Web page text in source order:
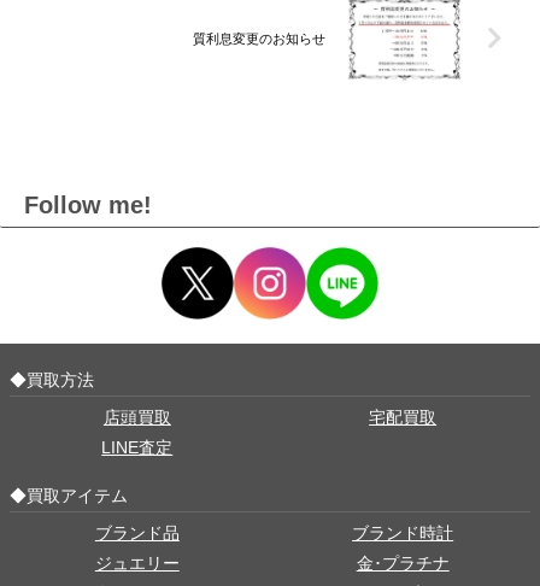
質利息変更のお知らせ
Follow me!
◆買取方法
店頭買取
宅配買取
LINE査定
◆買取アイテム
ブランド品
ブランド時計
ジュエリー
金･プラチナ